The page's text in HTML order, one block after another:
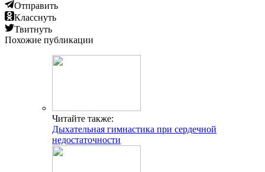
Отправить
Класснуть
Твитнуть
Похожие публикации
Читайте также:
Дыхательная гимнастика при сердечной
недостаточности